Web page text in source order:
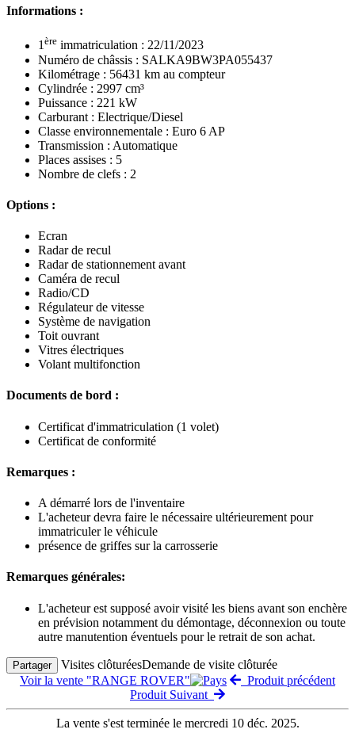
Informations :
1ère immatriculation : 22/11/2023
Numéro de châssis : SALKA9BW3PA055437
Kilométrage : 56431 km au compteur
Cylindrée : 2997 cm³
Puissance : 221 kW
Carburant : Electrique/Diesel
Classe environnementale : Euro 6 AP
Transmission : Automatique
Places assises : 5
Nombre de clefs : 2
Options :
Ecran
Radar de recul
Radar de stationnement avant
Caméra de recul
Radio/CD
Régulateur de vitesse
Système de navigation
Toit ouvrant
Vitres électriques
Volant multifonction
Documents de bord :
Certificat d'immatriculation (1 volet)
Certificat de conformité
Remarques :
A démarré lors de l'inventaire
L'acheteur devra faire le nécessaire ultérieurement pour
immatriculer le véhicule
présence de griffes sur la carrosserie
Remarques générales:
L'acheteur est supposé avoir visité les biens avant son enchère
en prévision notamment du démontage, déconnexion ou toute
autre manutention éventuels pour le retrait de son achat.
Partager Visites clôturéesDemande de visite clôturée
Voir la vente "RANGE ROVER"
Produit précédent
Produit Suivant
La vente s'est terminée le mercredi 10 déc. 2025.